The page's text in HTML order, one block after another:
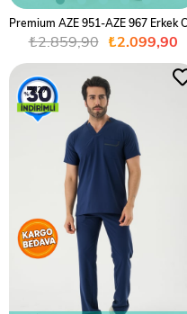
₺2.099,90
₺2.859,90
%27